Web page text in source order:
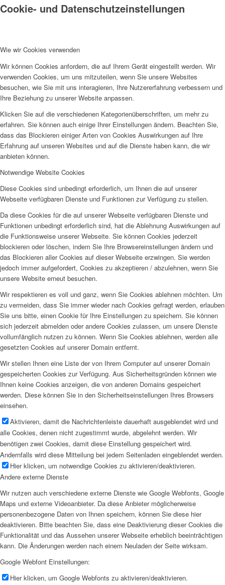
Cookie- und Datenschutzeinstellungen
Wie wir Cookies verwenden
Wir können Cookies anfordern, die auf Ihrem Gerät eingestellt werden. Wir
verwenden Cookies, um uns mitzuteilen, wenn Sie unsere Websites
besuchen, wie Sie mit uns interagieren, Ihre Nutzererfahrung verbessern und
Ihre Beziehung zu unserer Website anpassen.
Klicken Sie auf die verschiedenen Kategorienüberschriften, um mehr zu
erfahren. Sie können auch einige Ihrer Einstellungen ändern. Beachten Sie,
dass das Blockieren einiger Arten von Cookies Auswirkungen auf Ihre
Erfahrung auf unseren Websites und auf die Dienste haben kann, die wir
anbieten können.
Notwendige Website Cookies
Diese Cookies sind unbedingt erforderlich, um Ihnen die auf unserer
Webseite verfügbaren Dienste und Funktionen zur Verfügung zu stellen.
Da diese Cookies für die auf unserer Webseite verfügbaren Dienste und
Funktionen unbedingt erforderlich sind, hat die Ablehnung Auswirkungen auf
die Funktionsweise unserer Webseite. Sie können Cookies jederzeit
blockieren oder löschen, indem Sie Ihre Browsereinstellungen ändern und
das Blockieren aller Cookies auf dieser Webseite erzwingen. Sie werden
jedoch immer aufgefordert, Cookies zu akzeptieren / abzulehnen, wenn Sie
unsere Website erneut besuchen.
Wir respektieren es voll und ganz, wenn Sie Cookies ablehnen möchten. Um
zu vermeiden, dass Sie immer wieder nach Cookies gefragt werden, erlauben
Sie uns bitte, einen Cookie für Ihre Einstellungen zu speichern. Sie können
sich jederzeit abmelden oder andere Cookies zulassen, um unsere Dienste
vollumfänglich nutzen zu können. Wenn Sie Cookies ablehnen, werden alle
gesetzten Cookies auf unserer Domain entfernt.
Wir stellen Ihnen eine Liste der von Ihrem Computer auf unserer Domain
gespeicherten Cookies zur Verfügung. Aus Sicherheitsgründen können wie
Ihnen keine Cookies anzeigen, die von anderen Domains gespeichert
werden. Diese können Sie in den Sicherheitseinstellungen Ihres Browsers
einsehen.
Aktivieren, damit die Nachrichtenleiste dauerhaft ausgeblendet wird und
alle Cookies, denen nicht zugestimmt wurde, abgelehnt werden. Wir
benötigen zwei Cookies, damit diese Einstellung gespeichert wird.
Andernfalls wird diese Mitteilung bei jedem Seitenladen eingeblendet werden.
Hier klicken, um notwendige Cookies zu aktivieren/deaktivieren.
Andere externe Dienste
Wir nutzen auch verschiedene externe Dienste wie Google Webfonts, Google
Maps und externe Videoanbieter. Da diese Anbieter möglicherweise
personenbezogene Daten von Ihnen speichern, können Sie diese hier
deaktivieren. Bitte beachten Sie, dass eine Deaktivierung dieser Cookies die
Funktionalität und das Aussehen unserer Webseite erheblich beeinträchtigen
kann. Die Änderungen werden nach einem Neuladen der Seite wirksam.
Google Webfont Einstellungen:
Hier klicken, um Google Webfonts zu aktivieren/deaktivieren.